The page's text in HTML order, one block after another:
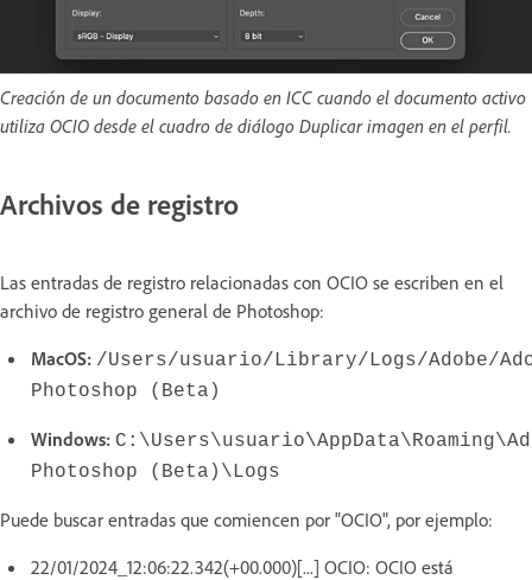
Creación de un documento basado en ICC cuando el documento activo
utiliza OCIO desde el cuadro de diálogo Duplicar imagen en el perfil.
Archivos de registro
Las entradas de registro relacionadas con OCIO se escriben en el
archivo de registro general de Photoshop:
MacOS: /Users/usuario/Library/Logs/Adobe/
Photoshop (Beta)
Windows:
Photoshop (Beta)\Logs
Puede buscar entradas que comiencen por "OCIO", por ejemplo:
22/01/2024_12:06:22.342(+00.000)[...] OCIO: OCIO está